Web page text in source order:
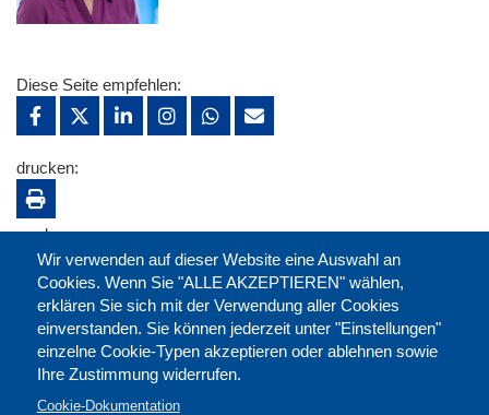
Wir verwenden auf dieser Website eine Auswahl an
Cookies. Wenn Sie "ALLE AKZEPTIEREN" wählen,
erklären Sie sich mit der Verwendung aller Cookies
einverstanden. Sie können jederzeit unter "Einstellungen"
einzelne Cookie-Typen akzeptieren oder ablehnen sowie
Ihre Zustimmung widerrufen.
Cookie-Dokumentation
Diese Seite empfehlen:
drucken:
merken: